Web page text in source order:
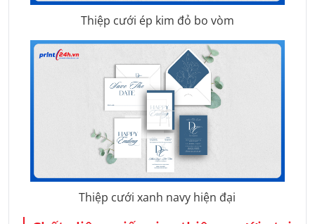
Thiệp cưới ép kim đỏ bo vòm
Thiệp cưới xanh navy hiện đại